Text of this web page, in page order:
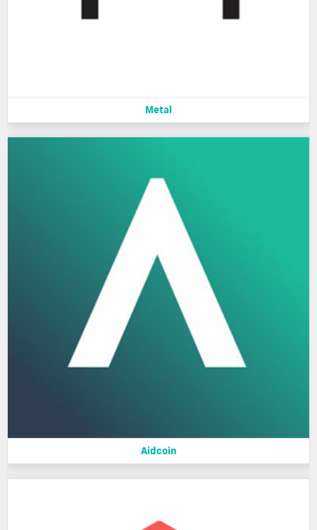
Metal
Aidcoin